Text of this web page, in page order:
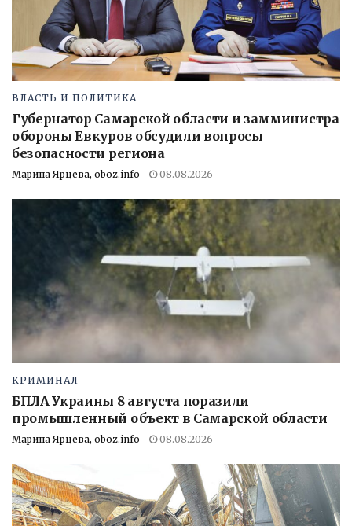
ВЛАСТЬ И ПОЛИТИКА
Губернатор Самарской области и замминистра
обороны Евкуров обсудили вопросы
безопасности региона
Марина Ярцева, oboz.info 08.08.2026
КРИМИНАЛ
БПЛА Украины 8 августа поразили
промышленный объект в Самарской области
Марина Ярцева, oboz.info 08.08.2026